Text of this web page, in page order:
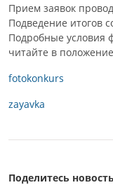
Прием заявок
Подведение итогов
Подробные условия
читайте в
fotokonkurs
zayavka
Поделитесь